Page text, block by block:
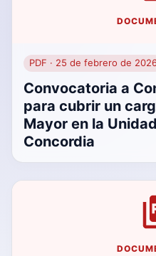
PDF · 25 de febrero de
Convocatoria a
para cubrir un
Mayor en la
Concordia